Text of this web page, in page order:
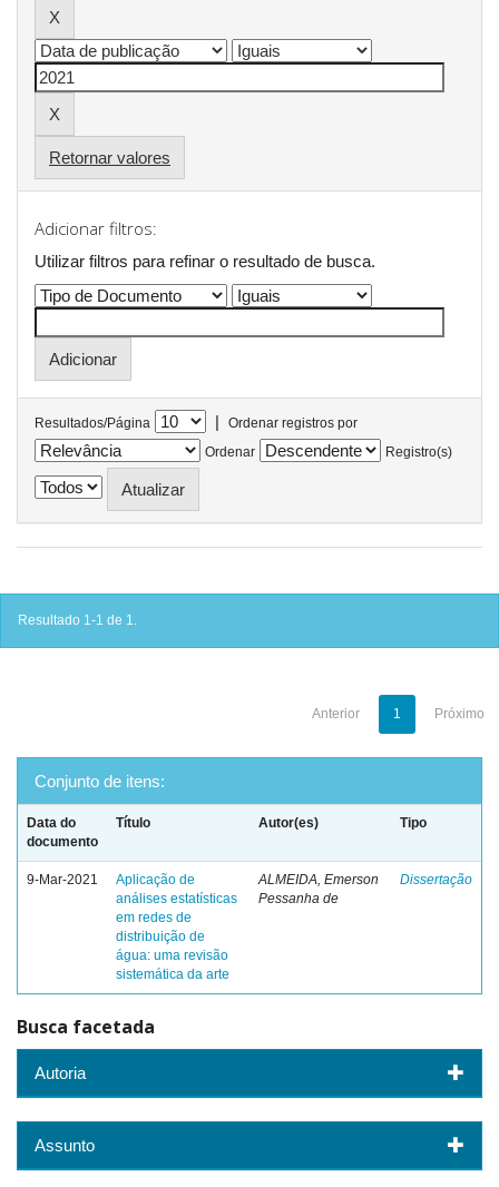
Retornar valores
Adicionar filtros:
Utilizar filtros para refinar o resultado de busca.
Resultados/Página |
Ordenar registros por
Ordenar
Registro(s)
Resultado 1-1 de 1.
Anterior 1 Próximo
Conjunto de itens:
Data do
documento
Título Autor(es) Tipo
9-Mar-2021
Aplicação de
análises estatísticas
em redes de
distribuição de
água: uma revisão
sistemática da arte
ALMEIDA, Emerson
Pessanha de
Dissertação
Busca facetada
Autoria
Assunto